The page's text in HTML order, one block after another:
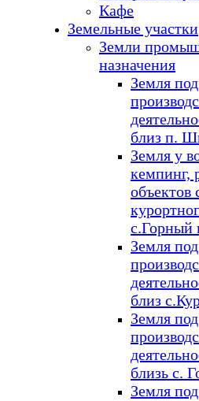
Кафе
Земельные участки
Земли
назначения
Земля под
близ п.
Земля у
кемпинг,
объектов
с.Горный
Земля под
близ
Земля под
близь с.
Земля под